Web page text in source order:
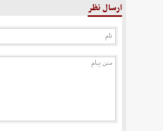
ارسال نظر